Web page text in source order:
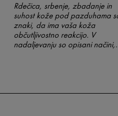
Rdečica, srbenje, zbadanje in
suhost kože pod pazduhama
znaki, da ima vaša koža
občutljivostno reakcijo. V
nadaljevanju so opisani načini,